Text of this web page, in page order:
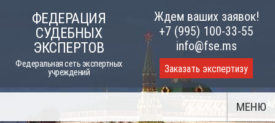
ФЕДЕРАЦИЯ
СУДЕБНЫХ
ЭКСПЕРТОВ
Федеральная сеть экспертных
учреждений
Ждем ваших заявок!
+7 (995) 100-33-55
info@fse.ms
Заказать экспертизу
МЕНЮ